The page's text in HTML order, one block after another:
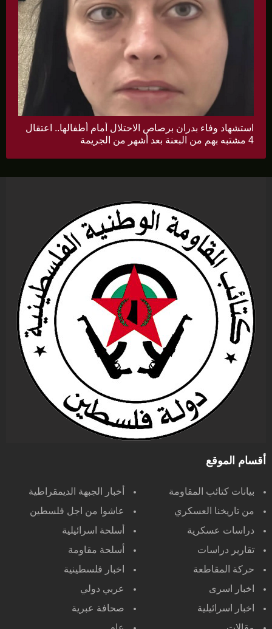
استشهاد وفاء بدران برصاص الاحتلال أمام أطفالها.. اعتقال
4 مشتبه بهم من البعنة بعد أشهر من الجريمة
أقسام الموقع
بيانات كتائب المقاومة
أخبار الجبهة الديمقراطية
من تاريخنا العسكري
عاشوا من اجل فلسطين
دراسات عسكرية
أسلحة اسرائيلية
تقارير دراسات
أسلحة مقاومة
حركة المقاطعة
اخبار فلسطينية
اخبار اسرى
عربي دولي
اخبار اسرائيلية
صحافة عبرية